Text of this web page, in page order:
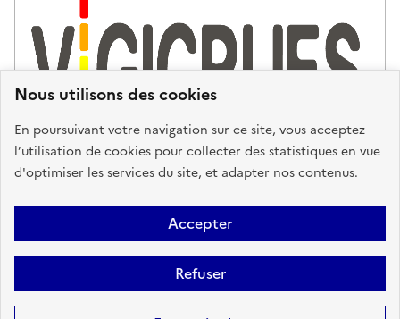
Nous utilisons des cookies
En poursuivant votre navigation sur ce site, vous acceptez
l’utilisation de cookies pour collecter des statistiques en vue
d'optimiser les services du site, et adapter nos contenus.
Accepter
Refuser
Plan du site Accessibilité : partiellement conforme
Mentions
Légales
Données personnelles Gestion des cookies
FAQ
Sauf mention contraire, tous les contenus de ce site sont sous